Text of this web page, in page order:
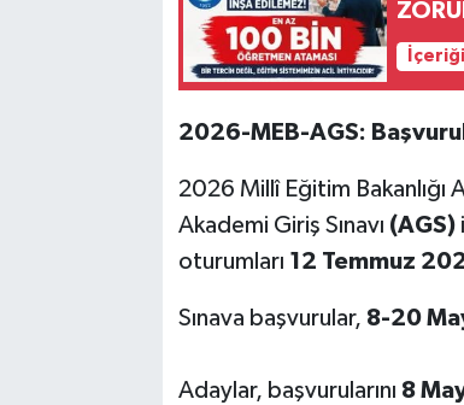
2026-MEB-AGS:
2026 Millî Eğitim Bakanlığı
Akademi Giriş Sınavı (AGS)
oturumları 12 Temmuz
Sınava başvurular, 8-20
Adaylar, başvurularını 8